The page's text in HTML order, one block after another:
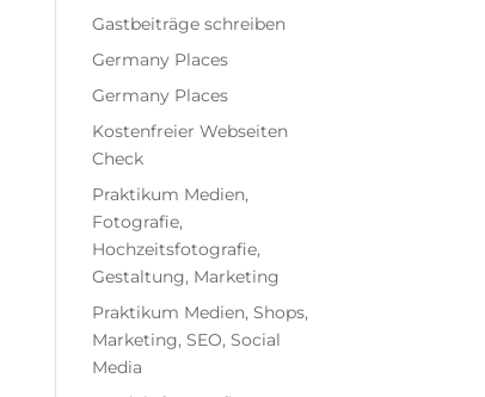
Gastbeiträge schreiben
Germany Places
Germany Places
Kostenfreier Webseiten
Check
Praktikum Medien,
Fotografie,
Hochzeitsfotografie,
Gestaltung, Marketing
Praktikum Medien, Shops,
Marketing, SEO, Social
MediaTanja von Mediafuel